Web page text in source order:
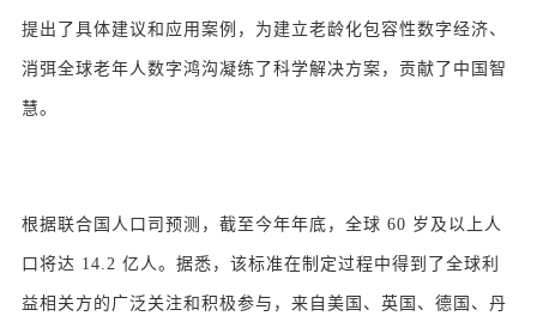
提出了具体建议和应用案例，为建立老龄化包容性数字经济、
消弭全球老年人数字鸿沟凝练了科学解决方案，贡献了中国智
慧。
根据联合国人口司预测，截至今年年底，全球 60 岁及以上人
口将达 14.2 亿人。据悉，该标准在制定过程中得到了全球利
益相关方的广泛关注和积极参与，来自美国、英国、德国、丹